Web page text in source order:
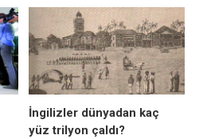
İngilizler dünyadan kaç
yüz trilyon çaldı?